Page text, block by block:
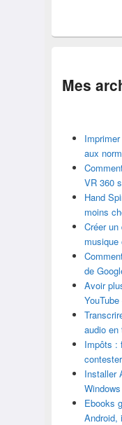
Mes
aux
VR 360
Hand
moins
Créer
de
Avoir
audio en
Impôts :
Installer
Ebooks